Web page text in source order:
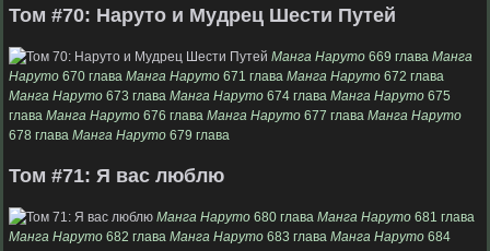
Том #70: Наруто и Мудрец Шести Путей
Манга Наруто 669 глава Манга
Наруто 670 глава Манга Наруто 671 глава Манга Наруто 672 глава
Манга Наруто 673 глава Манга Наруто 674 глава Манга Наруто 675
глава Манга Наруто 676 глава Манга Наруто 677 глава Манга Наруто
678 глава Манга Наруто 679 глава
Том #71: Я вас люблю
Манга Наруто 680 глава Манга Наруто 681 глава
Манга Наруто 682 глава Манга Наруто 683 глава Манга Наруто 684